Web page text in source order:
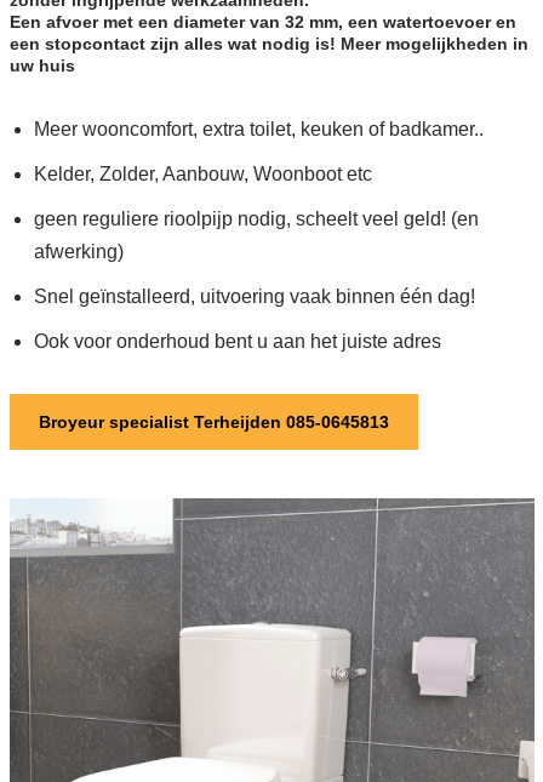
Een afvoer met een diameter van 32 mm, een watertoevoer en
een stopcontact zijn alles wat nodig is! Meer mogelijkheden in
uw huis
Meer wooncomfort, extra toilet, keuken of badkamer..
Kelder, Zolder, Aanbouw, Woonboot etc
geen reguliere rioolpijp nodig, scheelt veel geld! (en
afwerking)
Snel geïnstalleerd, uitvoering vaak binnen één dag!
Ook voor onderhoud bent u aan het juiste adres
Broyeur specialist Terheijden 085-0645813